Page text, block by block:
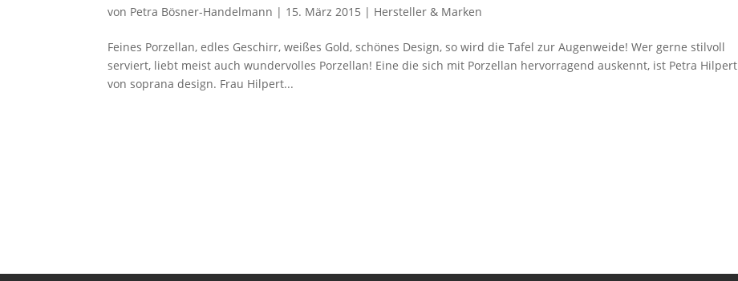
von Petra Bösner-Handelmann | 15. März 2015 | Hersteller & Marken
Feines Porzellan, edles Geschirr, weißes Gold, schönes Design, so wird die Tafel zur Augenweide! Wer gerne stilvoll
serviert, liebt meist auch wundervolles Porzellan! Eine die sich mit Porzellan hervorragend auskennt, ist Petra Hilpert
von soprana design. Frau Hilpert...